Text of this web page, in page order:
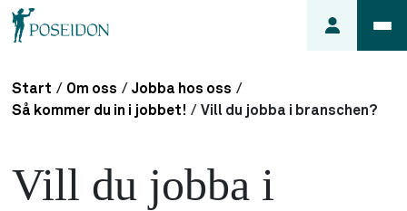
Anmäl ett
Start / Om oss / Jobba hos oss /
Så kommer du in i jobbet! / Vill du jobba i branschen?
Vill du jobba i